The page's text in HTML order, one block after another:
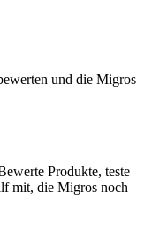
und die Migros
Produkte, teste
mit, die Migros noch